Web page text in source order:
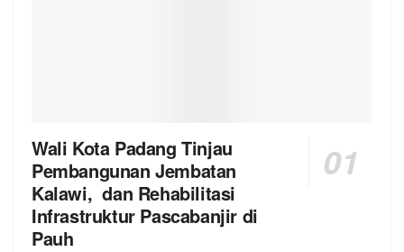
Wali Kota Padang Tinjau
Pembangunan Jembatan
Kalawi, dan Rehabilitasi
Infrastruktur Pascabanjir di
Pauh